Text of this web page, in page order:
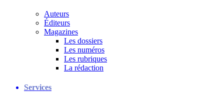
Auteurs
Éditeurs
Magazines
Les dossiers
Les numéros
Les rubriques
La rédaction
Services